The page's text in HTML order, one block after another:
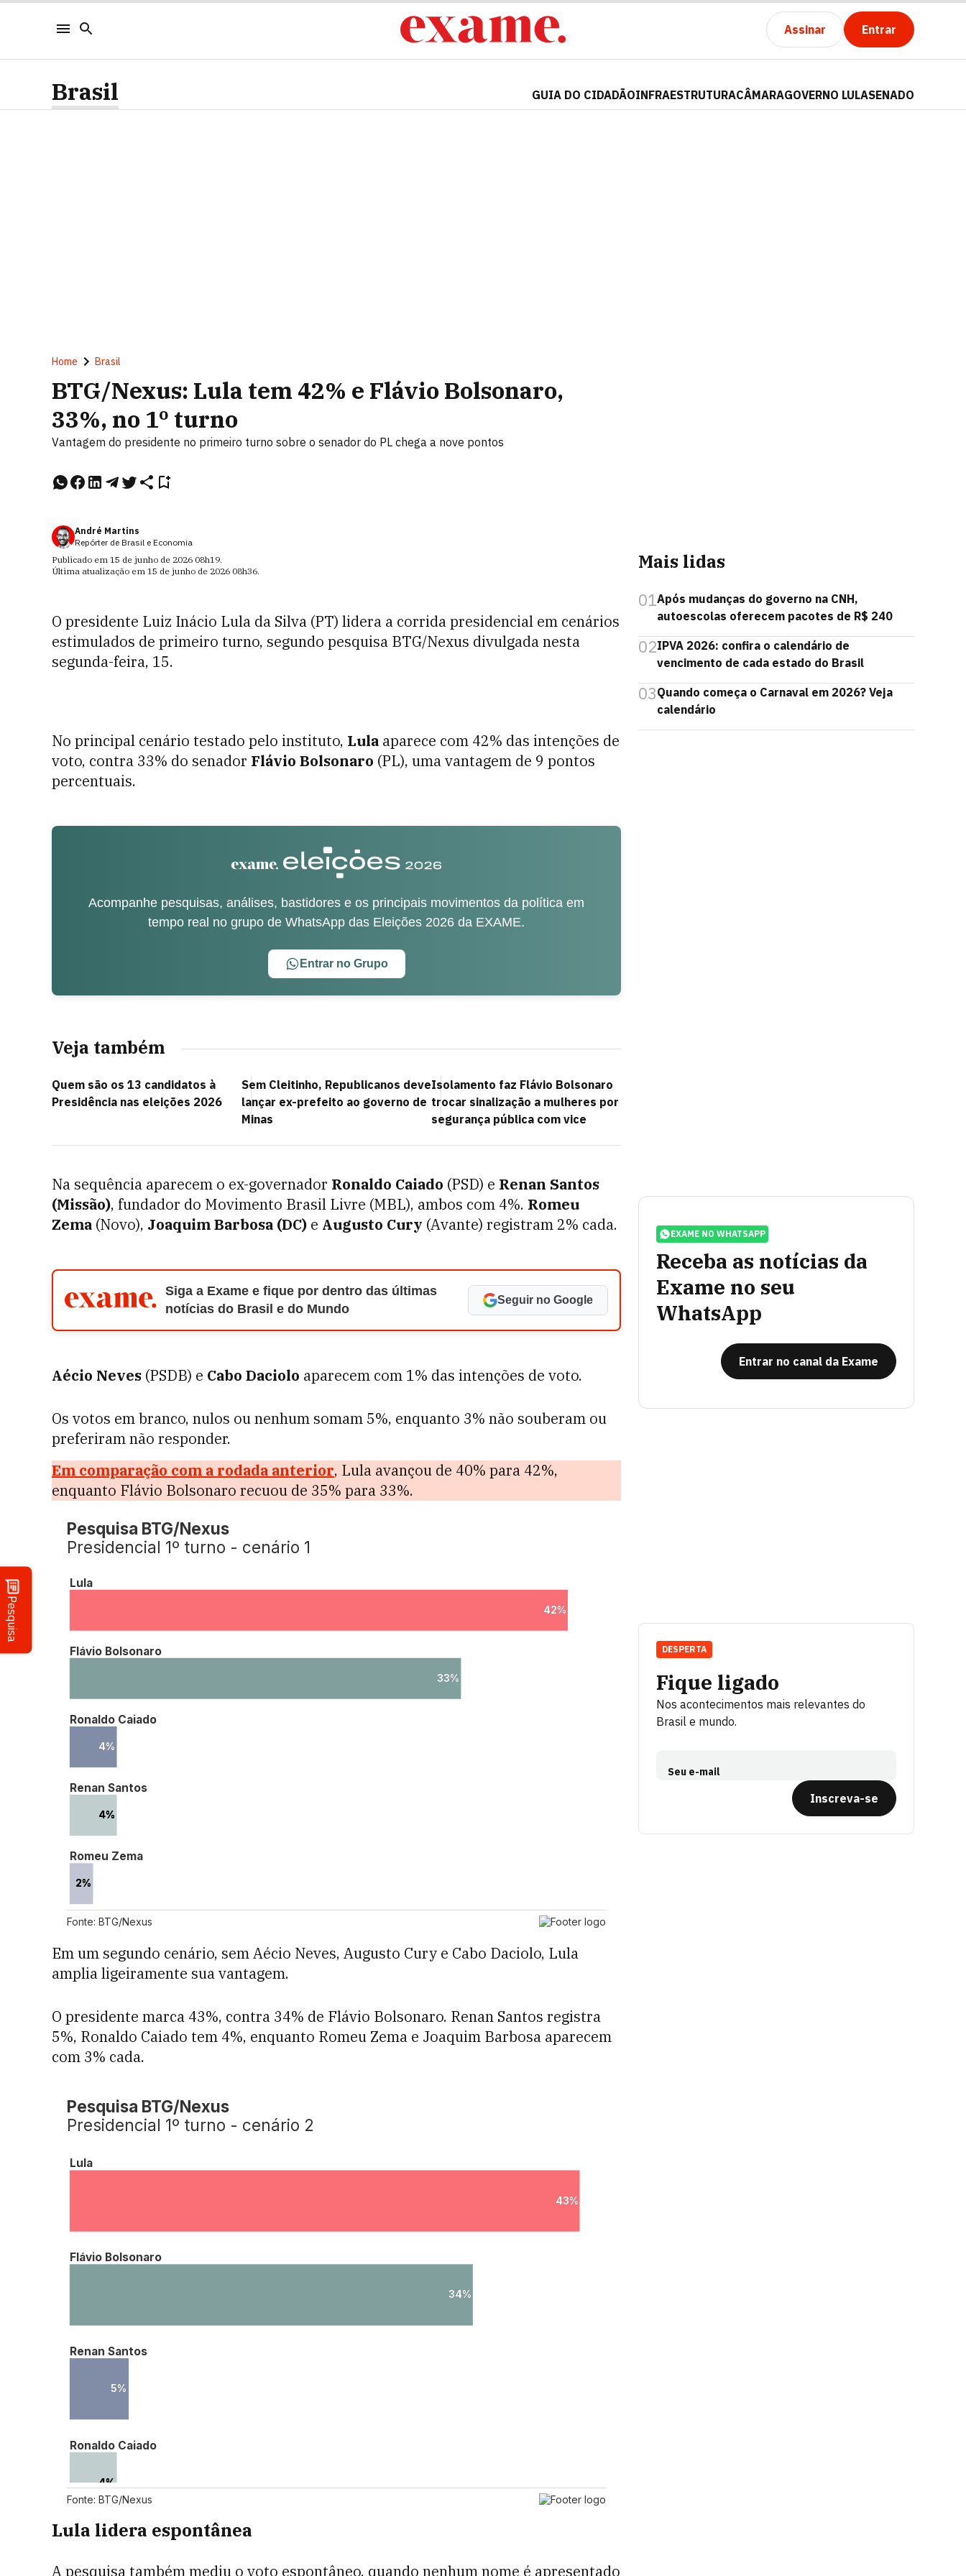
Assinar Entrar
Pesquisa
Brasil GUIA DO CIDADÃOINFRAESTRUTURACÂMARAGOVERNO LULASENADO
Home Brasil
BTG/Nexus: Lula tem 42% e Flávio Bolsonaro,
33%, no 1º turno
Vantagem do presidente no primeiro turno sobre o senador do PL chega a nove pontos
André Martins
Repórter de Brasil e Economia
Publicado em 15 de junho de 2026 08h19.
Última atualização em 15 de junho de 2026 08h36.
O presidente Luiz Inácio Lula da Silva (PT) lidera a corrida presidencial em cenários
estimulados de primeiro turno, segundo pesquisa BTG/Nexus divulgada nesta
segunda-feira, 15.
No principal cenário testado pelo instituto, Lula aparece com 42% das intenções de
voto, contra 33% do senador Flávio Bolsonaro (PL), uma vantagem de 9 pontos
percentuais.
Acompanhe pesquisas, análises, bastidores e os principais movimentos da política em
tempo real no grupo de WhatsApp das Eleições 2026 da EXAME.
Entrar no Grupo
Veja também
Quem são os 13 candidatos à
Presidência nas eleições 2026
Sem Cleitinho, Republicanos deve
lançar ex-prefeito ao governo de
Minas
Isolamento faz Flávio Bolsonaro
trocar sinalização a mulheres por
segurança pública com vice
Na sequência aparecem o ex-governador Ronaldo Caiado (PSD) e Renan Santos
(Missão), fundador do Movimento Brasil Livre (MBL), ambos com 4%. Romeu
Zema (Novo), Joaquim Barbosa (DC) e Augusto Cury (Avante) registram 2% cada.
Siga a Exame e fique por dentro das últimas
notícias do Brasil e do Mundo
Seguir no Google
Aécio Neves (PSDB) e Cabo Daciolo aparecem com 1% das intenções de voto.
Os votos em branco, nulos ou nenhum somam 5%, enquanto 3% não souberam ou
preferiram não responder.
Em comparação com a rodada anterior, Lula avançou de 40% para 42%,
enquanto Flávio Bolsonaro recuou de 35% para 33%.
Em um segundo cenário, sem Aécio Neves, Augusto Cury e Cabo Daciolo, Lula
amplia ligeiramente sua vantagem.
O presidente marca 43%, contra 34% de Flávio Bolsonaro. Renan Santos registra
5%, Ronaldo Caiado tem 4%, enquanto Romeu Zema e Joaquim Barbosa aparecem
com 3% cada.
Lula lidera espontânea
A pesquisa também mediu o voto espontâneo, quando nenhum nome é apresentado
Mais lidas
01Após mudanças do governo na CNH,
autoescolas oferecem pacotes de R$ 240
02IPVA 2026: confira o calendário de
vencimento de cada estado do Brasil
03Quando começa o Carnaval em 2026? Veja
calendário
EXAME NO WHATSAPP
Receba as notícias da
Exame no seu
WhatsApp
Entrar no canal da Exame
Fique ligado
Nos acontecimentos mais relevantes do
Brasil e mundo.
Seu e-mail
Inscreva-se
DESPERTA